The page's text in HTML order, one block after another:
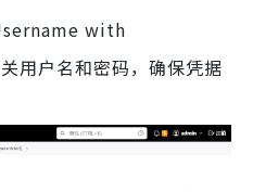
with
用户名和密码，确保凭据